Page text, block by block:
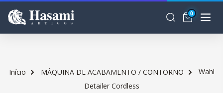
0
Início MÁQUINA DE ACABAMENTO / CONTORNO
Wahl
Detailer Cordless